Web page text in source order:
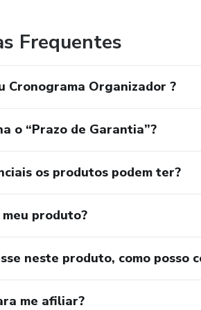
serviços, conheça meu Instagram
Frequentes
Cronograma Organizador ?
o “Prazo de Garantia”?
os produtos podem ter?
meu produto?
neste produto, como posso
me afiliar?